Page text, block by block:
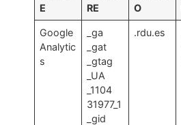
E
RE
O
Google
Analytic
s
_ga
_gat
_gtag
_UA
_1104
31977_1
_gid
.rdu.es